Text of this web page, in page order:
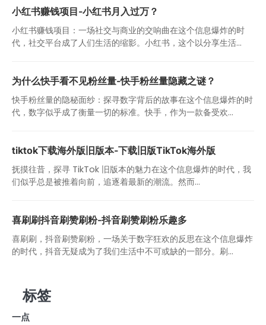
小红书赚钱项目-小红书月入过万？
小红书赚钱项目：一场社交与商业的交响曲在这个信息爆炸的时
代，社交平台成了人们生活的缩影。小红书，这个以分享生活...
为什么快手看不见粉丝量-快手粉丝量隐藏之谜？
快手粉丝量的隐秘面纱：探寻数字背后的故事在这个信息爆炸的时
代，数字似乎成了衡量一切的标准。快手，作为一款备受欢...
tiktok下载海外版旧版本-下载旧版TikTok海外版
抚摸往昔，探寻 TikTok 旧版本的魅力在这个信息爆炸的时代，我
们似乎总是被推着向前，追逐着最新的潮流。然而...
喜刷刷抖音刷赞刷粉-抖音刷赞刷粉乐趣多
喜刷刷，抖音刷赞刷粉，一场关于数字狂欢的反思在这个信息爆炸
的时代，抖音无疑成为了我们生活中不可或缺的一部分。刷...
标签
一点